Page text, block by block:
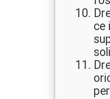
ce